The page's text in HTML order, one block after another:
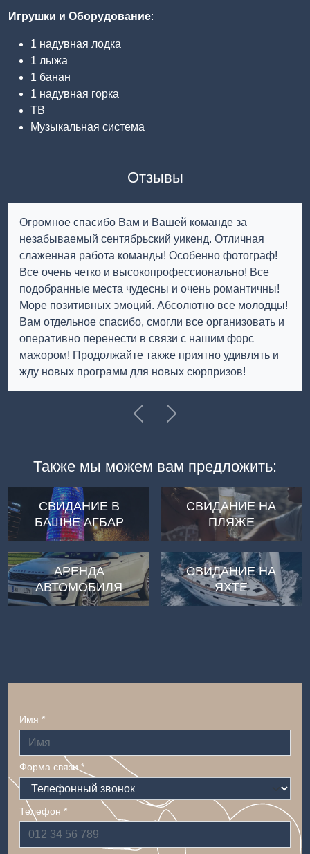
Игрушки и Оборудование:
1 надувная лодка
1 лыжа
1 банан
1 надувная горка
ТВ
Музыкальная система
Отзывы
Огромное спасибо Вам и Вашей команде за
незабываемый сентябрьский уикенд. Отличная
слаженная работа команды! Особенно фотограф!
Все очень четко и высокопрофессионально! Все
подобранные места чудесны и очень романтичны!
Море позитивных эмоций. Абсолютно все молодцы!
Вам отдельное спасибо, смогли все организовать и
оперативно перенести в связи с нашим форс
мажором! Продолжайте также приятно удивлять и
жду новых программ для новых сюрпризов!
PreviousДалее
Также мы можем вам предложить:
СВИДАНИЕ В
БАШНЕ АГБАР
СВИДАНИЕ НА
ПЛЯЖЕ
АРЕНДА
АВТОМОБИЛЯ
СВИДАНИЕ НА
ЯХТЕ
Имя *
Форма связи *
Телефон *